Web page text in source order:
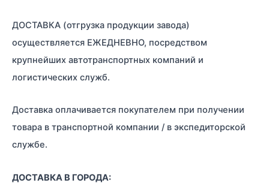
ДОСТАВКА (отгрузка продукции завода)
осуществляется ЕЖЕДНЕВНО, посредством
крупнейших автотранспортных компаний и
логистических служб.
Доставка оплачивается покупателем при получении
товара в транспортной компании / в экспедиторской
службе.
ДОСТАВКА В ГОРОДА: